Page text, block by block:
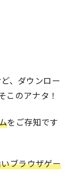
、ダウンロー
このアナタ！
をご存知です
ブラウザゲー